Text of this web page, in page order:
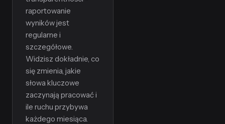
raportowanie
wyników jest
regularne i
szczegółowe.
Widzisz dokładnie, co
się zmienia, jakie
słowa kluczowe
zaczynają pracować i
ile ruchu przybywa
każdego miesiąca.